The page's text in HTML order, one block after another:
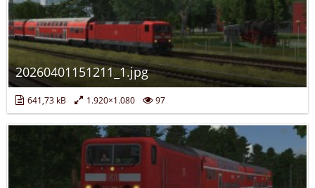
20260401151211_1.jpg
641,73 kB 1.920×1.080 97